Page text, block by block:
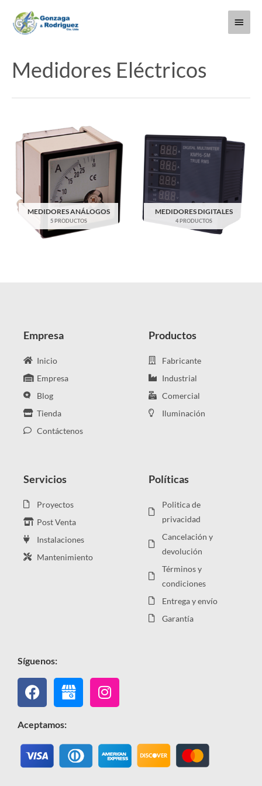
contenido
Menú
Medidores Eléctricos
MEDIDORES ANÁLOGOS
5 PRODUCTOS
MEDIDORES DIGITALES
4 PRODUCTOS
Empresa
Inicio
Empresa
Blog
Tienda
Contáctenos
Productos
Fabricante
Industrial
Comercial
Iluminación
Servicios
Proyectos
Post Venta
Instalaciones
Mantenimiento
Políticas
Politica de
privacidad
Cancelación y
devolución
Términos y
condiciones
Entrega y envío
Garantía
Síguenos:
Facebook Instagram
Aceptamos: